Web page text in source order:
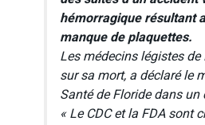
hémorragique résultant
manque de plaquettes.
Les médecins légistes
sur sa mort, a déclaré le
Santé de Floride dans
« Le CDC et la FDA sont